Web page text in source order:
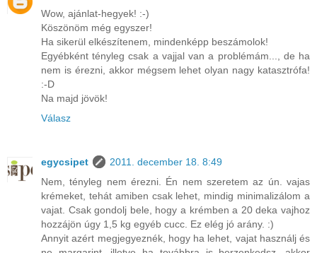
Wow, ajánlat-hegyek! :-)
Köszönöm még egyszer!
Ha sikerül elkészítenem, mindenképp beszámolok!
Egyébként tényleg csak a vajjal van a problémám..., de ha
nem is érezni, akkor mégsem lehet olyan nagy katasztrófa!
:-D
Na majd jövök!
Válasz
egycsipet
2011. december 18. 8:49
Nem, tényleg nem érezni. Én nem szeretem az ún. vajas
krémeket, tehát amiben csak lehet, mindig minimalizálom a
vajat. Csak gondolj bele, hogy a krémben a 20 deka vajhoz
hozzájön úgy 1,5 kg egyéb cucc. Ez elég jó arány. :)
Annyit azért megjegyeznék, hogy ha lehet, vajat használj és